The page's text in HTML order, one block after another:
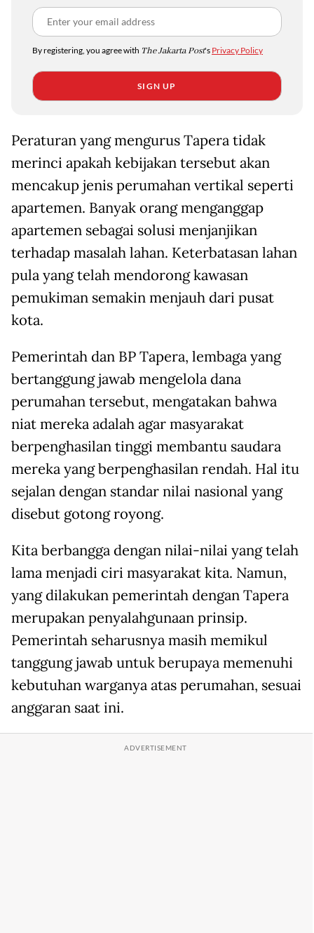
By registering, you agree with The Jakarta Post's Privacy Policy
SIGN UP
Peraturan yang mengurus Tapera tidak
merinci apakah kebijakan tersebut akan
mencakup jenis perumahan vertikal seperti
apartemen. Banyak orang menganggap
apartemen sebagai solusi menjanjikan
terhadap masalah lahan. Keterbatasan lahan
pula yang telah mendorong kawasan
pemukiman semakin menjauh dari pusat
kota.
Pemerintah dan BP Tapera, lembaga yang
bertanggung jawab mengelola dana
perumahan tersebut, mengatakan bahwa
niat mereka adalah agar masyarakat
berpenghasilan tinggi membantu saudara
mereka yang berpenghasilan rendah. Hal itu
sejalan dengan standar nilai nasional yang
disebut gotong royong.
Kita berbangga dengan nilai-nilai yang telah
lama menjadi ciri masyarakat kita. Namun,
yang dilakukan pemerintah dengan Tapera
merupakan penyalahgunaan prinsip.
Pemerintah seharusnya masih memikul
tanggung jawab untuk berupaya memenuhi
kebutuhan warganya atas perumahan, sesuai
anggaran saat ini.